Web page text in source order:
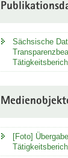
Sächsische
[Foto]